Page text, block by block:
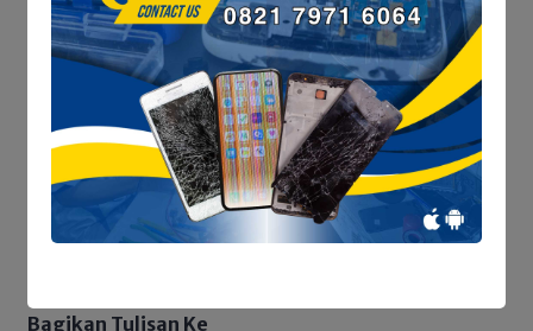
Baca Juga
Perlindungan Ruang Hidup Warga
Aurkenali
Bagikan Tulisan Ke